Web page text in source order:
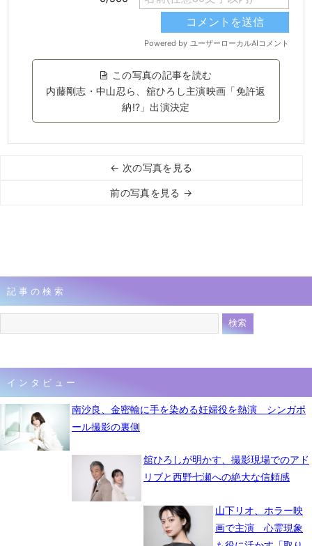
この写真の記事を読む
内藤剛志・中山忍ら、舘ひろし主演映画「免許返
納!?」出演決定
← 次の写真を見る
前の写真を見る →
記事の検索
インタビュー
南沙良、金密輸に手を染める妊婦役を熱演 シンガポ
ール撮影の裏側
舘ひろしが明かす、撮影現場でのアド
リブと西野七瀬への絶大な信頼感
山下リオ、ホラー映
画で主演 心霊現象